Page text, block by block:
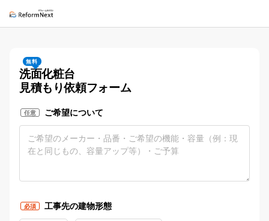
無料
洗面化粧台
見積もり依頼フォーム
任意 ご希望について
必須 工事先の建物形態